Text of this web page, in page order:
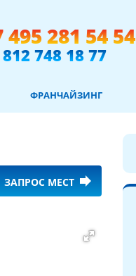
495 281 54 54
748 18 77
ФРАНЧАЙЗИНГ
ЗАПРОС МЕСТ forward